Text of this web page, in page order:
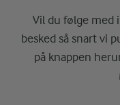
Vil du følge med
besked så snart vi
på knappen